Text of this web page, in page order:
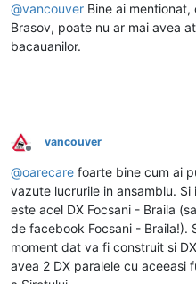
@vancouver Bine ai
Brasov, poate nu ar mai avea
bacauanilor.
Deconectat
vancouver
@oarecare foarte bine cum ai
vazute lucrurile in ansamblu.
este acel DX Focsani - Braila
de facebook Focsani - Braila!).
moment dat va fi construit si
avea 2 DX paralele cu aceeasi